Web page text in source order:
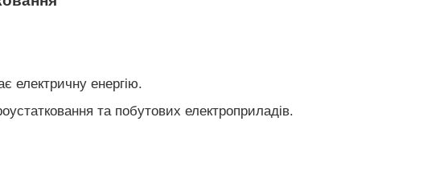
електричну енергію.
та побутових електроприладів.